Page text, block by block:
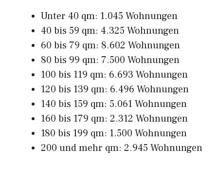
Unter 40 qm: 1.045 Wohnungen
40 bis 59 qm: 4.325 Wohnungen
60 bis 79 qm: 8.602 Wohnungen
80 bis 99 qm: 7.500 Wohnungen
100 bis 119 qm: 6.693 Wohnungen
120 bis 139 qm: 6.496 Wohnungen
140 bis 159 qm: 5.061 Wohnungen
160 bis 179 qm: 2.312 Wohnungen
180 bis 199 qm: 1.500 Wohnungen
200 und mehr qm: 2.945 Wohnungen